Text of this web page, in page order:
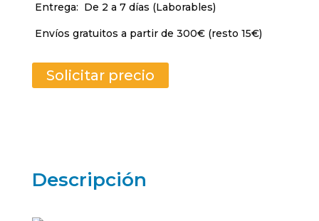
Entrega: De 2 a 7 días (Laborables)
Envíos gratuitos a partir de 300€ (resto 15€)
Solicitar precio
Descripción